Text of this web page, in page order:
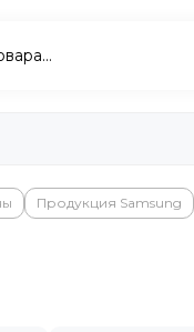
Продукция Samsung